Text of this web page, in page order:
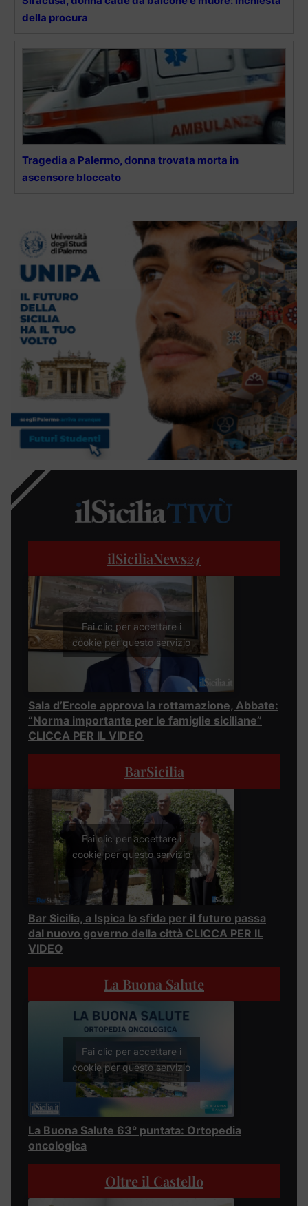
della procura
Tragedia a Palermo, donna trovata morta in
ascensore bloccato
ilSiciliaNews24
Fai clic per accettare i
cookie per questo servizio
Sala d’Ercole approva la rottamazione, Abbate:
“Norma importante per le famiglie siciliane”
CLICCA PER IL VIDEO
BarSicilia
Fai clic per accettare i
cookie per questo servizio
Bar Sicilia, a Ispica la sfida per il futuro passa
dal nuovo governo della città CLICCA PER IL
VIDEO
La Buona Salute
Fai clic per accettare i
cookie per questo servizio
La Buona Salute 63° puntata: Ortopedia
oncologica
Oltre il Castello